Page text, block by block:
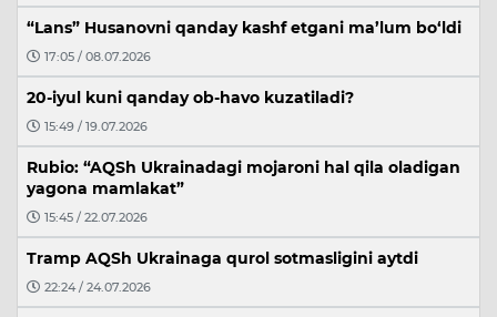
“Lans” Husanovni qanday kashf etgani ma’lum bo‘ldi
17:05 / 08.07.2026
20-iyul kuni qanday ob-havo kuzatiladi?
15:49 / 19.07.2026
Rubio: “AQSh Ukrainadagi mojaroni hal qila oladigan
yagona mamlakat”
15:45 / 22.07.2026
Tramp AQSh Ukrainaga qurol sotmasligini aytdi
22:24 / 24.07.2026